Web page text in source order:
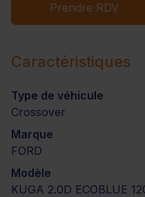
Prendre RDV
Caractéristiques
Type de véhicule
Crossover
Marque
FORD
Modèle
KUGA 2.0D ECOBLUE